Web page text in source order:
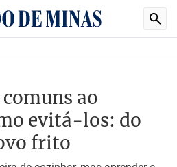
ao
evitá-los: do
frito